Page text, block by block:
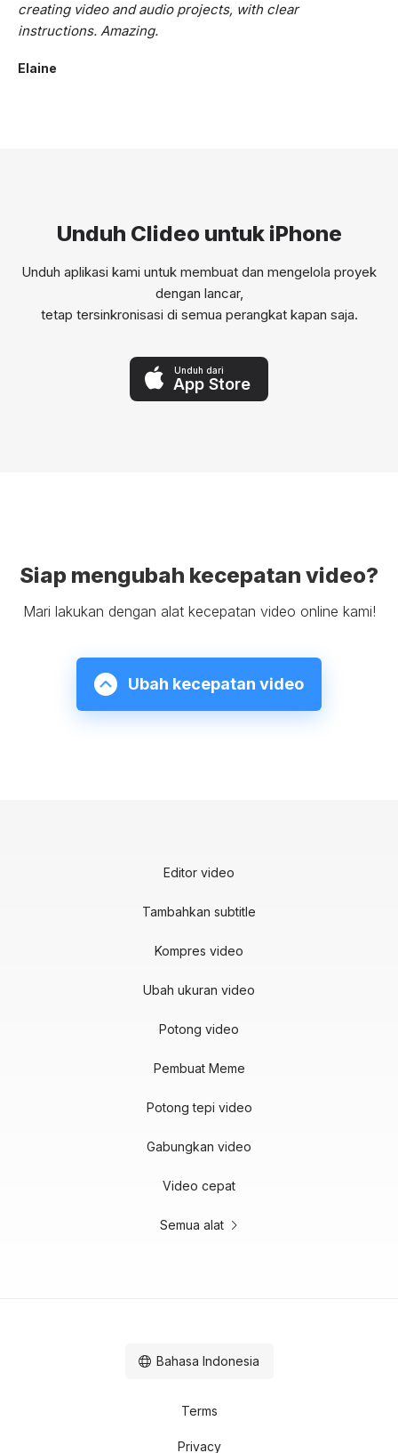
creating video and audio projects, with clear
instructions. Amazing.
Elaine
Unduh Clideo untuk iPhone
Unduh aplikasi kami untuk membuat dan mengelola proyek
dengan lancar,
tetap tersinkronisasi di semua perangkat kapan saja.
Unduh dari
App Store
Siap mengubah kecepatan video?
Mari lakukan dengan alat kecepatan video online kami!
Ubah kecepatan video
Editor video
Tambahkan subtitle
Kompres video
Ubah ukuran video
Potong video
Pembuat Meme
Potong tepi video
Gabungkan video
Video cepat
Semua alat
Terms
Privacy
Bahasa Indonesia